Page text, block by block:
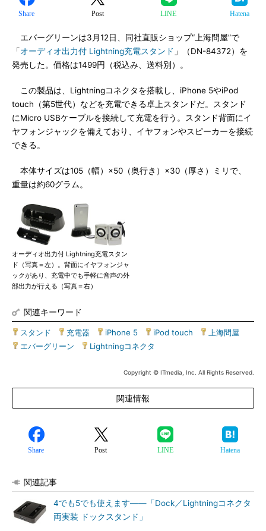
Share Post LINE Hatena
エバーグリーンは3月12日、同社直販ショップ“上海問屋”で
「オーディオ出力付 Lightning充電スタンド 」（DN-84372）を
発売した。価格は1499円（税込み、送料別）。
この製品は、Lightningコネクタを搭載し、iPhone 5やiPod
touch（第5世代）などを充電できる卓上スタンドだ。スタンド
にMicro USBケーブルを接続して充電を行う。スタンド背面にイ
ヤフォンジャックを備えており、イヤフォンやスピーカーを接続
できる。
本体サイズは105（幅）×50（奥行き）×30（厚さ）ミリで、
重量は約60グラム。
オーディオ出力付 Lightning充電スタン
ド（写真＝左）。背面にイヤフォンジャ
ックがあり、充電中でも手軽に音声の外
部出力が行える（写真＝右）
関連キーワード
スタンド 充電器 iPhone 5 iPod touch 上海問屋
エバーグリーン
Lightningコネクタ
Copyright © ITmedia, Inc. All Rights Reserved.
関連情報
Share Post LINE Hatena
関連記事
4でも5でも使えます――「Dock／Lightningコネクタ
両実装 ドックスタンド」